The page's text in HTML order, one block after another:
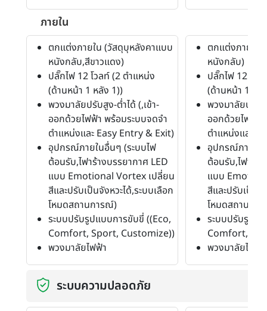
ภายใน
ตกแต่งภายใน (วัสดุบุหลังคาแบบ
หนังกลับ,สีขาวแดง)
ปลั๊กไฟ 12 โวลท์ (2 ตำแหน่ง
(ด้านหน้า 1 หลัง 1))
พวงมาลัยปรับสูง-ต่ำได้ (,เข้า-
ออกด้วยไฟฟ้า พร้อมระบบจดจำ
ตำแหน่งและ Easy Entry & Exit)
อุปกรณ์ภายในอื่นๆ (ระบบไฟ
ต้อนรับ,ไฟาร้างบรรยากาศ LED
แบบ Emotional Vortex เปลี่ยน
สีและปรับเป็นจังหวะได้,ระบบเลือก
โหมดสถานการณ์)
ระบบปรับรูปแบบการขับขี่ ((Eco,
Comfort, Sport, Customize))
พวงมาลัยไฟฟ้า
ตกแต่งภายใน
หนังกลับ)
ปลั๊กไฟ 12 โว
(ด้านหน้า 1 หลั
พวงมาลัยปรับสู
ออกด้วยไฟฟ้า
ตำแหน่งและ
อุปกรณ์ภายใน
ต้อนรับ,ไฟาร้า
แบบ
สีและปรับเป็นจั
โหมดสถานกา
ระบบปรับรูปแ
Comfort,
พวงมาลัยไฟฟ้า
ระบบความปลอดภัย